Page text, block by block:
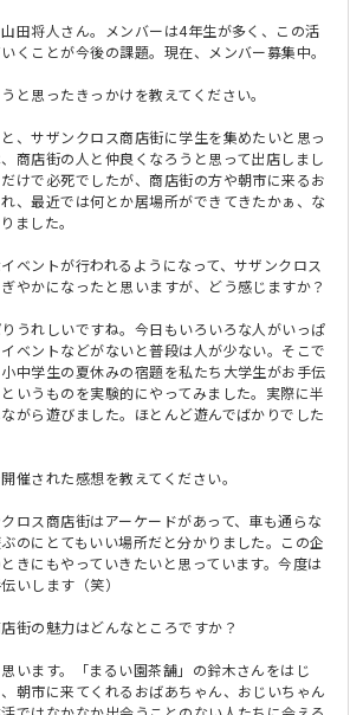
田将人さん。メンバーは4年生が多く、この活
くことが今後の課題。現在、メンバー募集中。
と思ったきっかけを教えてください。
と、サザンクロス商店街に学生を集めたいと思っ
商店街の人と仲良くなろうと思って出店しまし
けで必死でしたが、商店街の方や朝市に来るお
、最近では何とか居場所ができてきたかぁ、な
ました。
ベントが行われるようになって、サザンクロス
やかになったと思いますが、どう感じますか？
りうれしいですね。今日もいろいろな人がいっぱ
ベントなどがないと普段は人が少ない。そこで
中学生の夏休みの宿題を私たち大学生がお手伝
いうものを実験的にやってみました。実際に半
がら遊びました。ほとんど遊んでばかりでした
催された感想を教えてください。
クロス商店街はアーケードがあって、車も通らな
のにとてもいい場所だと分かりました。この企
きにもやっていきたいと思っています。今度は
いします（笑）
街の魅力はどんなところですか？
思います。「まるい園茶舗」の鈴木さんをはじ
朝市に来てくれるおばあちゃん、おじいちゃん